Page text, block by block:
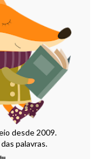
desde 2009.
palavras.